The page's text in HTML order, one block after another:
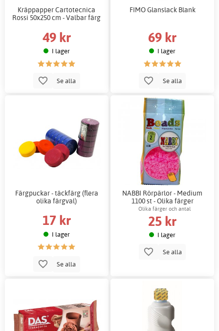
Kräppapper Cartotecnica
Rossi 50x250 cm - Valbar färg
49 kr
I lager
Se alla
FIMO Glanslack Blank
69 kr
I lager
Se alla
Färgpuckar - täckfärg (flera
olika färgval)
17 kr
I lager
Se alla
NABBI Rörpärlor - Medium
1100 st - Olika färger
Olika färger och antal
25 kr
I lager
Se alla